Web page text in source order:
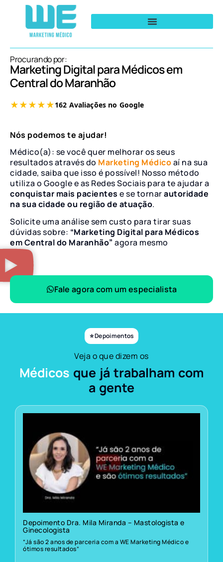
Procurando por:
Marketing Digital para Médicos em
Central do Maranhão
Nós podemos te ajudar!
Médico(a): se você quer melhorar os seus
resultados através do Marketing Médicoaí na sua
cidade, saiba que isso é possível! Nosso método
utiliza o Google e as Redes Sociais para te ajudar a
conquistar mais pacientes e se tornarautoridade
na sua cidade ou região de atuação.
Solicite uma análise sem custo para tirar suas
dúvidas sobre: “Marketing Digital para Médicos
em Central do Maranhão” agora mesmo
Fale agora com um especialista
⭐ Depoimentos
Veja o que dizem os
Médicos que já trabalham com
a gente
Depoimento Dra. Mila Miranda – Mastologista e
Ginecologista
“Já são 2 anos de parceria com a WE Marketing Médico e
ótimos resultados”